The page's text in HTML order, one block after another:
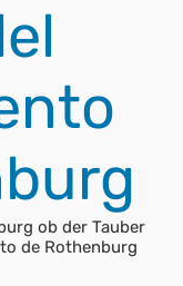
ob der Tauber
de Rothenburg